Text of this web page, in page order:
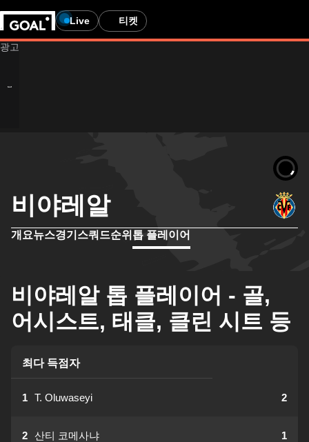
Live 티켓
비야레알
개요뉴스경기 스쿼드순위 톱 플레이어
비야레알 톱 플레이어 - 골,
어시스트, 태클, 클린 시트 등
최다 득점자
1 T. Oluwaseyi 2
2 산티 코메사냐 1